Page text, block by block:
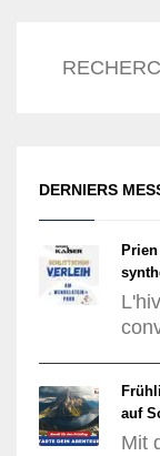
DERNIERS
auf
Mit